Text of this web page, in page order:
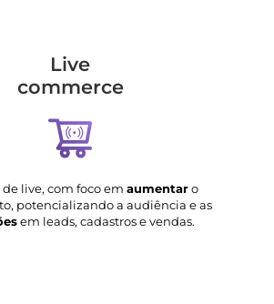
Live
commerce
live, com foco em aumentaro
potencializando a audiência e as
em leads, cadastros e vendas.